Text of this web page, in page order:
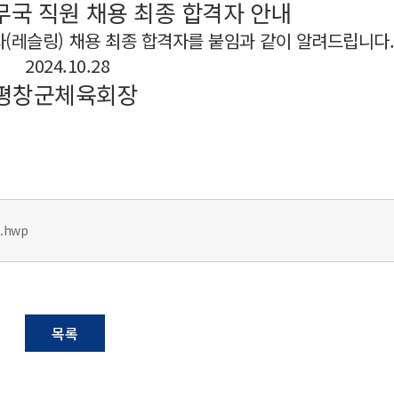
국 직원 채용 최종 합격자 안내
슬링) 채용 최종 합격자를 붙임과 같이 알려드립니다.
2024.10.28
창군체육회장
목록